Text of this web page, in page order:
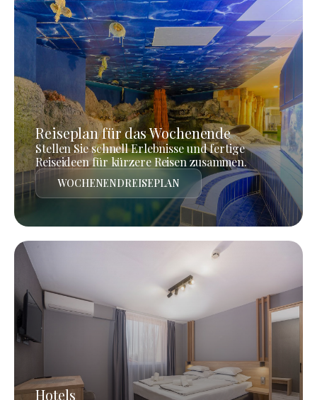
Reiseplan für das Wochenende
Stellen Sie schnell Erlebnisse und fertige
Reiseideen für kürzere Reisen zusammen.
WOCHENENDREISEPLAN
Hotels